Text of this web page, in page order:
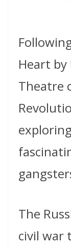
Heart by
Theatre
The
civil war